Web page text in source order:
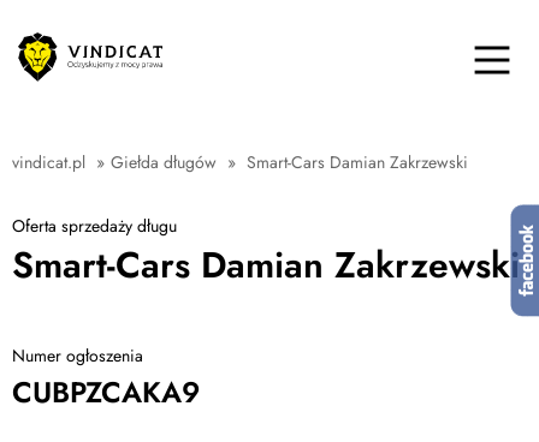
vindicat.pl » Giełda długów » Smart-Cars Damian Zakrzewski
Oferta sprzedaży długu
Smart-Cars Damian Zakrzewski
Numer ogłoszenia
CUBPZCAKA9